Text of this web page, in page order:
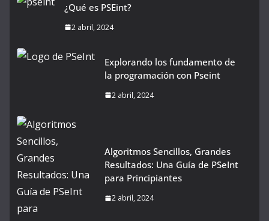
¿Qué es PSEint?
2 abril, 2024
Explorando los fundamento de
la programación con Pseint
2 abril, 2024
Algoritmos Sencillos, Grandes
Resultados: Una Guía de PSeInt
para Principiantes
2 abril, 2024